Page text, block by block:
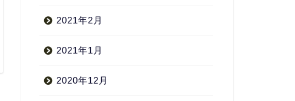
2021年2月
2021年1月
2020年12月